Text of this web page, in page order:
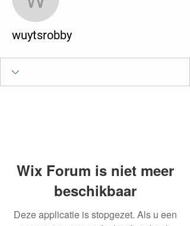
wuytsrobby
wuytsrobby
Wix Forum is niet meer
beschikbaar
Deze applicatie is stopgezet. Als u een